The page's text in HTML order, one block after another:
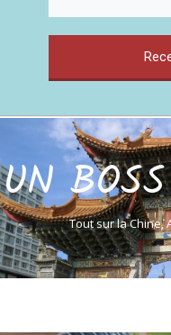
UN
Tout sur la Chine,